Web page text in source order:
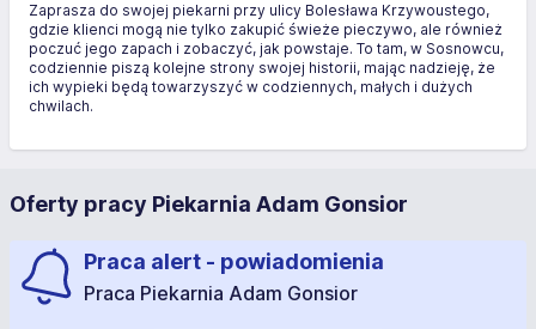
Zaprasza do swojej piekarni przy ulicy Bolesława Krzywoustego,
gdzie klienci mogą nie tylko zakupić świeże pieczywo, ale również
poczuć jego zapach i zobaczyć, jak powstaje. To tam, w Sosnowcu,
codziennie piszą kolejne strony swojej historii, mając nadzieję, że
ich wypieki będą towarzyszyć w codziennych, małych i dużych
chwilach.
Oferty pracy Piekarnia Adam Gonsior
Praca alert - powiadomienia
Praca Piekarnia Adam Gonsior